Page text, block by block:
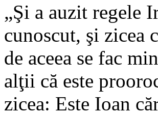
„Şi a auzit regele
cunoscut, şi zicea
de aceea se fac
alţii că este
zicea: Este Ioan